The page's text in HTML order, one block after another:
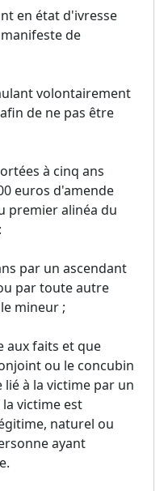
en état d'ivresse
de
volontairement
de ne pas être
à cinq ans
euros d'amende
premier alinéa du
par un ascendant
par toute autre
mineur ;
aux faits et que
ou le concubin
à la victime par un
victime est
naturel ou
ayant